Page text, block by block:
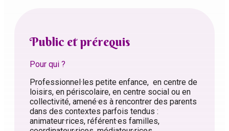
Public et prérequis
Pour qui ?
Professionnel·les petite enfance, en centre de
loisirs, en périscolaire, en centre social ou en
collectivité, amené·es à rencontrer des parents
dans des contextes parfois tendus :
animateur·rices, référent·es familles,